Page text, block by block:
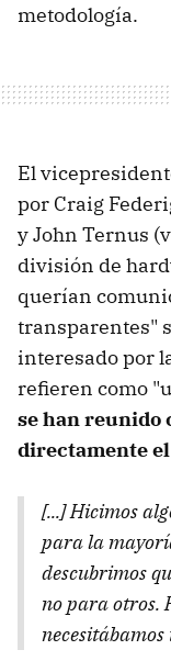
metodología.
El
por Craig
y John Ternus
división de
querían
transparentes"
interesado por
refieren como
se han reunido
directamente
[...] Hicimos
para la
descubrimos
no para otros.